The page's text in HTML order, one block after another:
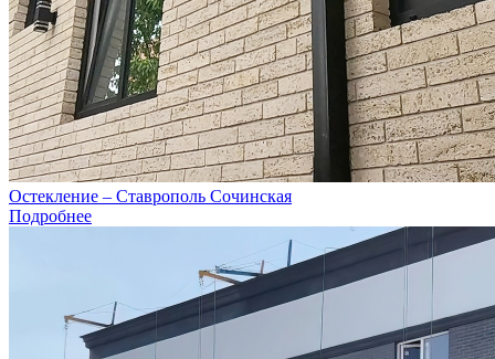
Остекление – Ставрополь Сочинская
Подробнее